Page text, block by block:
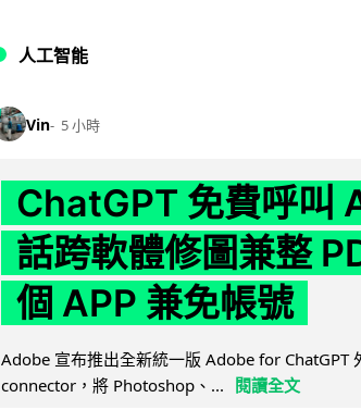
人工智能
Vin 5 小時
ChatGPT 免費呼叫
話跨軟體修圖兼整
個 APP 兼免帳號
Adobe 宣布推出全新統一版 Adobe for ChatGPT
connector，將 Photoshop、...
閱讀全文